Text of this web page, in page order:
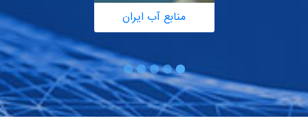
منابع آب ایران